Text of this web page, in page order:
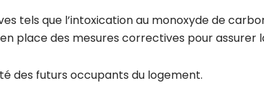
tels que l’intoxication au monoxyde de
place des mesures correctives pour assurer
des futurs occupants du logement.